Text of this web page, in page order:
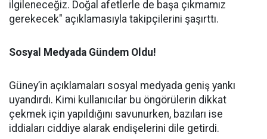
ilgileneceğiz. Doğal afetlerle de başa çıkmamız
gerekecek" açıklamasıyla takipçilerini şaşırttı.
Sosyal Medyada Gündem Oldu!
Güney’in açıklamaları sosyal medyada geniş yankı
uyandırdı. Kimi kullanıcılar bu öngörülerin dikkat
çekmek için yapıldığını savunurken, bazıları ise
iddiaları ciddiye alarak endişelerini dile getirdi.